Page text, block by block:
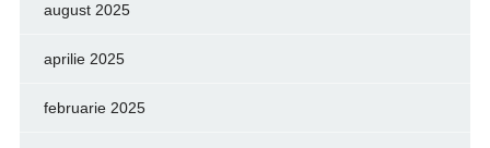
august 2025
aprilie 2025
februarie 2025